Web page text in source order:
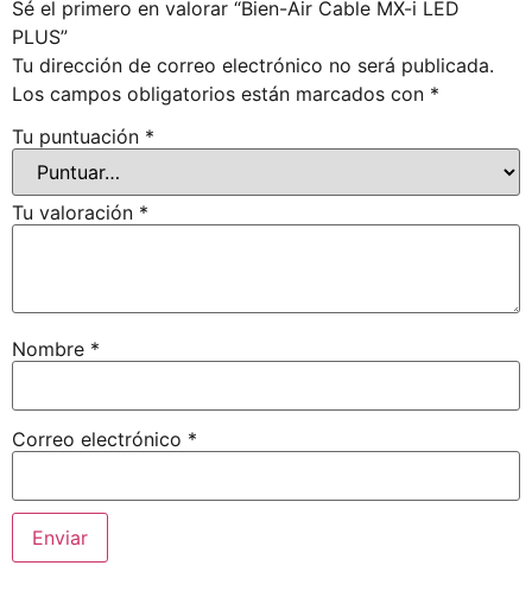
Sé el primero en valorar “Bien-Air Cable MX-i LED
PLUS”
Tu dirección de correo electrónico no será publicada.
Los campos obligatorios están marcados con *
Tu puntuación *
Tu valoración *
Nombre *
Correo electrónico *